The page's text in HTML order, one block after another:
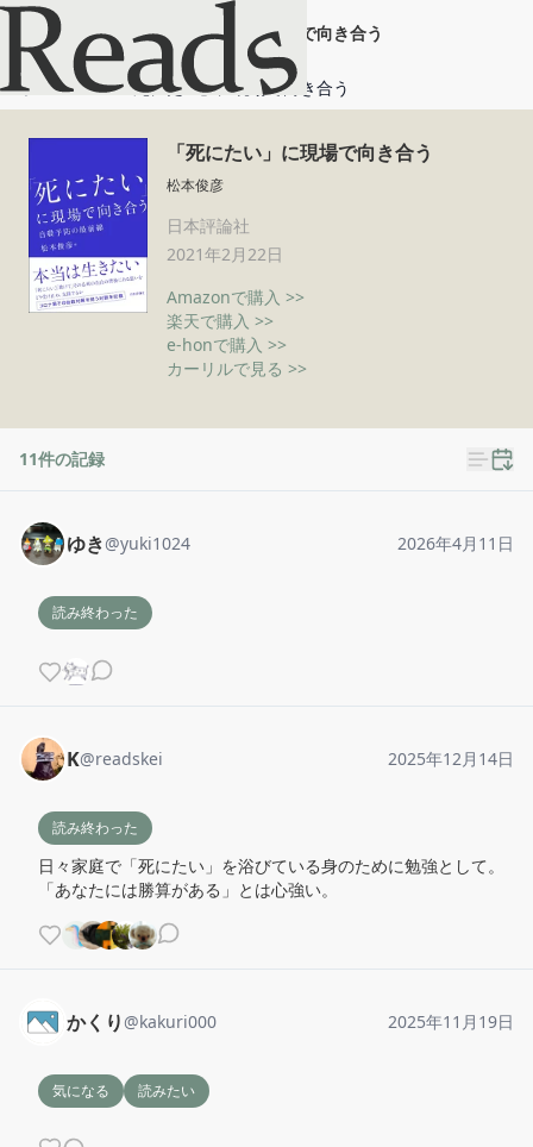
「死にたい」に現場で向き合う
ホーム 「死にたい」に現場で向き合う
「死にたい」に現場で向き合う
松本俊彦
日本評論社
2021年2月22日
Amazonで購入 >>
楽天で購入 >>
e-honで購入 >>
カーリルで見る >>
11件の記録
ゆき@yuki1024 2026年4月11日
読み終わった
K@readskei 2025年12月14日
読み終わった
日々家庭で「死にたい」を浴びている身のために勉強として。
「あなたには勝算がある」とは心強い。
かくり @kakuri000 2025年11月19日
気になる 読みたい